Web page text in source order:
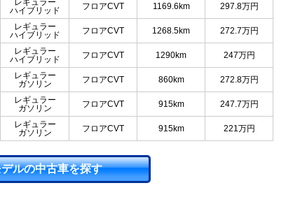
レギュラー
ハイブリッド
フロアCVT 1169.6km 297.8万円
レギュラー
ハイブリッド
フロアCVT 1268.5km 272.7万円
レギュラー
ハイブリッド
フロアCVT 1290km 247万円
レギュラー
ガソリン
フロアCVT 860km 272.8万円
レギュラー
ガソリン
フロアCVT 915km 247.7万円
レギュラー
ガソリン
フロアCVT 915km 221万円
ルの中古車を探す